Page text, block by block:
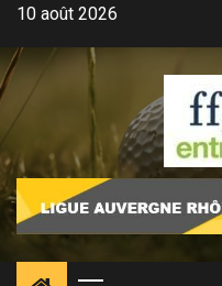
Skip
content
10 août 2026